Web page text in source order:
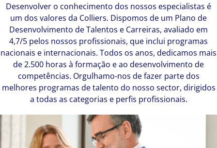
Desenvolver o conhecimento dos nossos especialistas é
um dos valores da Colliers. Dispomos de um Plano de
Desenvolvimento de Talentos e Carreiras, avaliado em
4,7/5 pelos nossos profissionais, que inclui programas
nacionais e internacionais. Todos os anos, dedicamos mais
de 2.500 horas à formação e ao desenvolvimento de
competências. Orgulhamo-nos de fazer parte dos
melhores programas de talento do nosso sector, dirigidos
a todas as categorias e perfis profissionais.